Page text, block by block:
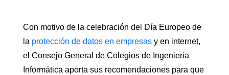
Con motivo de la celebración del Día Europeo de
la protección de datos en empresasy en internet,
el Consejo General de Colegios de Ingeniería
Informática aporta sus recomendaciones para que